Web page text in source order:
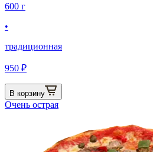
600 г
•
традиционная
950 ₽
В корзину
Очень острая